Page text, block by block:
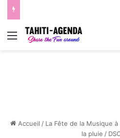
Menu
Accueil / La Fête de la Musique
la pluie /